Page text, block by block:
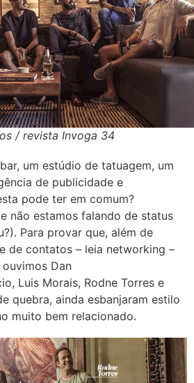
/ revista Invoga 34
um estúdio de tatuagem, um
de publicidade e
pode ter em comum?
não estamos falando de status
Para provar que, além de
de contatos – leia networking –
Dan
Luis Morais, Rodne Torres e
quebra, ainda esbanjaram estilo
muito bem relacionado.